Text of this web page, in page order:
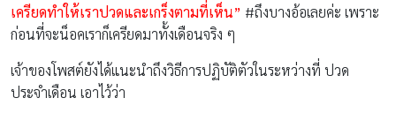
เครียดทำให้เราปวดและเกร็งตามที่เห็น” #ถึงบางอ้อเลยค่ะ เพราะ
ก่อนที่จะน็อคเราก็เครียดมาทั้งเดือนจริง ๆ
เจ้าของโพสต์ยังได้แนะนำถึงวิธีการปฏิบัติตัวในระหว่างที่ ปวด
ประจำเดือน เอาไว้ว่า